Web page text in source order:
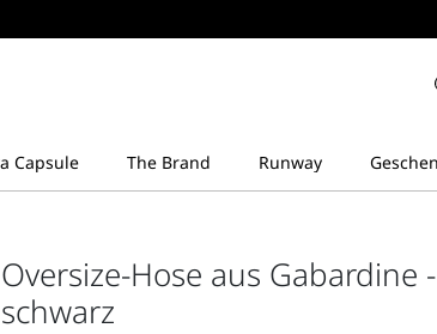
Oversize-Hose aus Gabardine -
schwarz